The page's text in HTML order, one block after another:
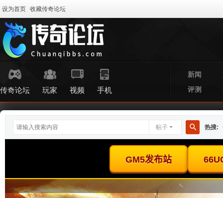
设为首页 收藏传奇论坛
传奇论坛 玩家 视频 手机
新闻
评测
帖子
搜
热搜: